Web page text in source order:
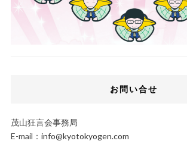
お問い合せ
茂山狂言会事務局
E-mail： info@kyotokyogen.com